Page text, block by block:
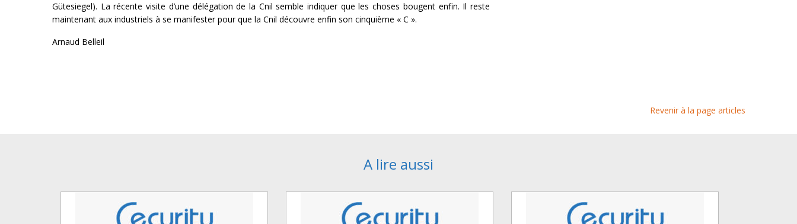
Gütesiegel). La récente visite d’une délégation de la Cnil semble indiquer que les choses bougent enfin. Il reste
maintenant aux industriels à se manifester pour que la Cnil découvre enfin son cinquième « C ».
Arnaud Belleil
Revenir à la page articles
A lire aussi